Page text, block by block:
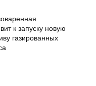
к запуску новую
газированных